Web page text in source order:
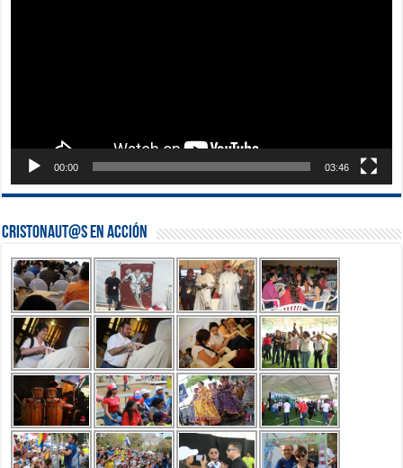
00:00 03:46
Cristonaut@s en Acción